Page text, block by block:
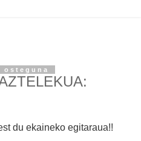
osteguna
du ekaineko egitaraua!!